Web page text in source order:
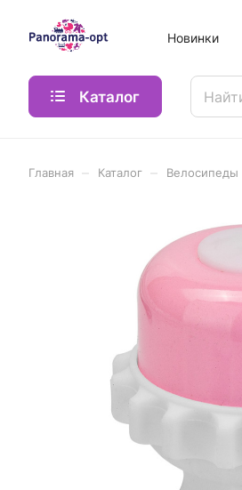
Новинки
Каталог
Главная Каталог Велосипеды